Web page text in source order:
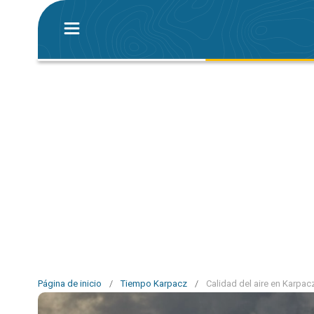
Página de inicio / Tiempo Karpacz / Calidad del aire en